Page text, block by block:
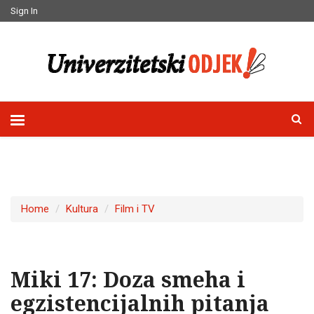
Sign In
Home Kultura Film i TV
Miki 17: Doza smeha i
egzistencijalnih pitanja